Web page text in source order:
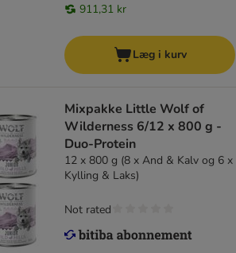
911,31 kr
Læg i kurv
Mixpakke Little Wolf of
Wilderness 6/12 x 800 g -
Duo-Protein
12 x 800 g (8 x And & Kalv og 6 x
Kylling & Laks)
Not rated